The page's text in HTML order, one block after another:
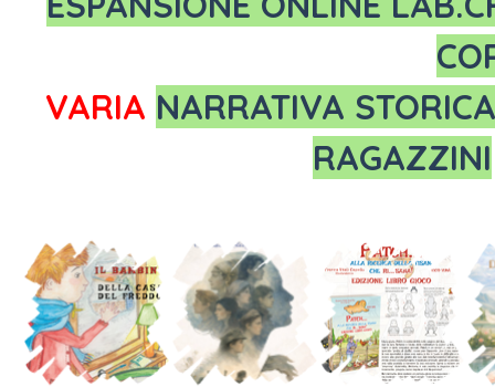
VARIA NARRATIVA
RAGAZZINI